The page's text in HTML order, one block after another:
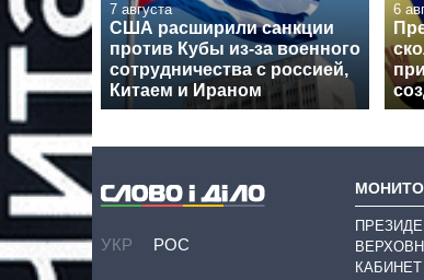
7 августа
США расширили санкции
против Кубы из-за военного
сотрудничества с россией,
Китаем и Ираном
6
УКР РОС